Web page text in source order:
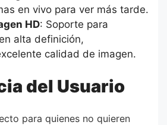
en vivo para ver más tarde.
HD: Soporte para
alta definición,
calidad de imagen.
del Usuario
para quienes no quieren